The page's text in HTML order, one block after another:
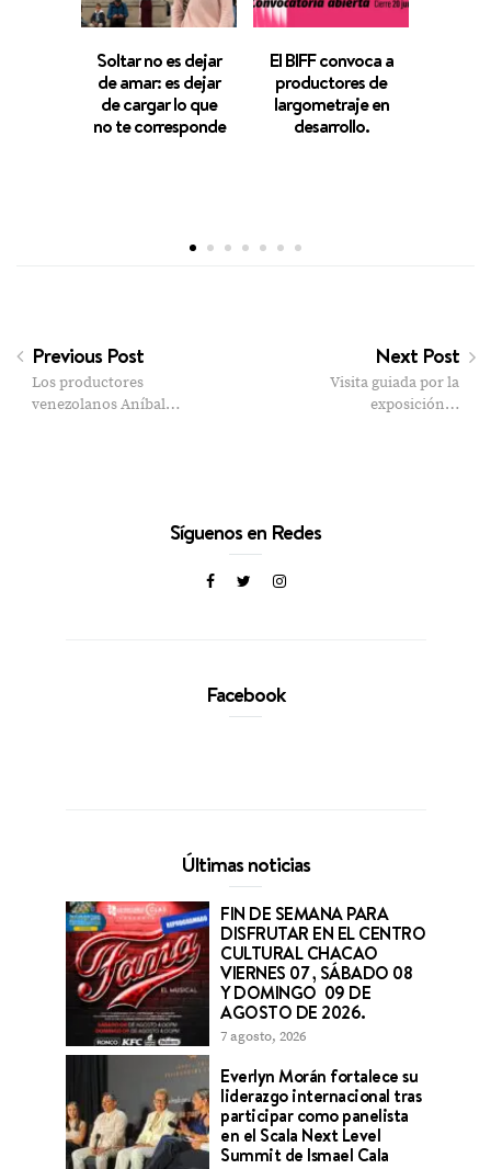
Soltar no es dejar
de amar: es dejar
de cargar lo que
no te corresponde
El BIFF convoca a
productores de
largometraje en
desarrollo.
Previous Post
Los productores
venezolanos Aníbal…
Next Post
Visita guiada por la
exposición…
Síguenos en Redes
Facebook
Últimas noticias
FIN DE SEMANA PARA
DISFRUTAR EN EL CENTRO
CULTURAL CHACAO
VIERNES 07 , SÁBADO 08
Y DOMINGO 09 DE
AGOSTO DE 2026.
7 agosto, 2026
Everlyn Morán fortalece su
liderazgo internacional tras
participar como panelista
en el Scala Next Level
Summit de Ismael Cala